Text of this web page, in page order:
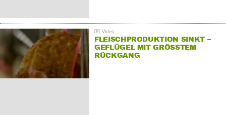
FLEISCHPRODUKTION SINKT –
GEFLÜGEL MIT GRÖSSTEM R
ÜCKGANG